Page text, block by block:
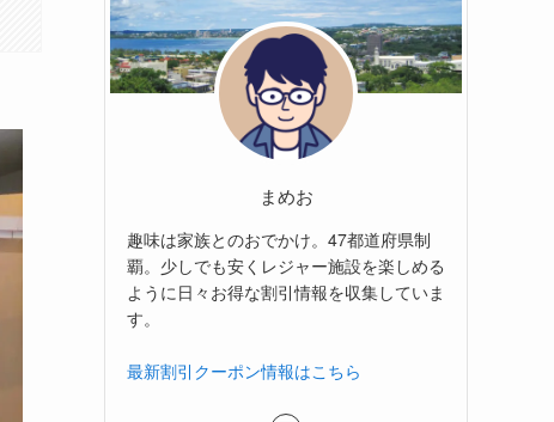
まめお
趣味は家族とのおでかけ。47都道府県制
覇。少しでも安くレジャー施設を楽しめる
ように日々お得な割引情報を収集していま
す。
最新割引クーポン情報はこちら